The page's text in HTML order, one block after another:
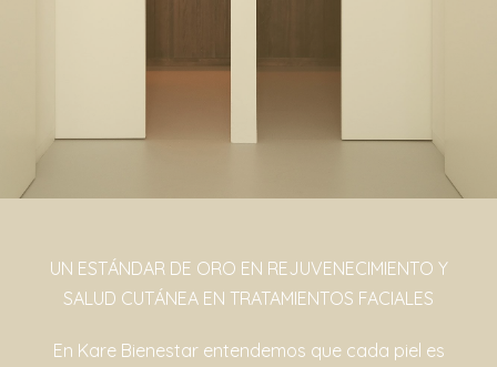
UN ESTÁNDAR DE ORO EN REJUVENECIMIENTO Y
SALUD CUTÁNEA EN TRATAMIENTOS FACIALES
En Kare Bienestar entendemos que cada piel es